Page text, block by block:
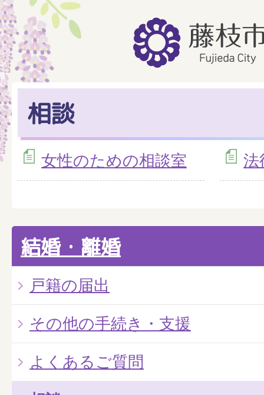
相談
女性のための相談室 法
結婚・離婚
戸籍の届出
その他の手続き・支援
よくあるご質問